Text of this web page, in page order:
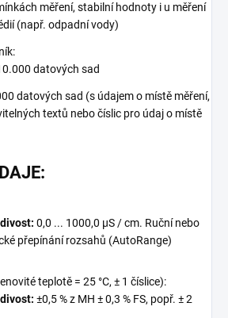
měření, stabilní hodnoty i u měření
(např. odpadní vody)
datových sad
datových sad (s údajem o místě měření,
textů nebo číslic pro údaj o místě
0,0 ... 1000,0 μS / cm. Ruční nebo
přepínání rozsahů (AutoRange)
teplotě = 25 °C, ± 1 číslice):
±0,5 % z MH ± 0,3 % FS, popř. ± 2